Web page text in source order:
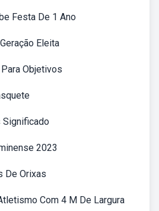
Festa De 1 Ano
Eleita
Objetivos
Significado
2023
De Orixas
Com 4 M De Largura